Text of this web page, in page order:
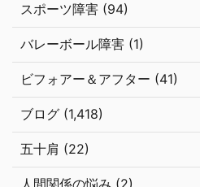
スポーツ障害 (94)
バレーボール障害 (1)
ビフォアー＆アフター (41)
ブログ (1,418)
五十肩 (22)
人間関係の悩み (2)